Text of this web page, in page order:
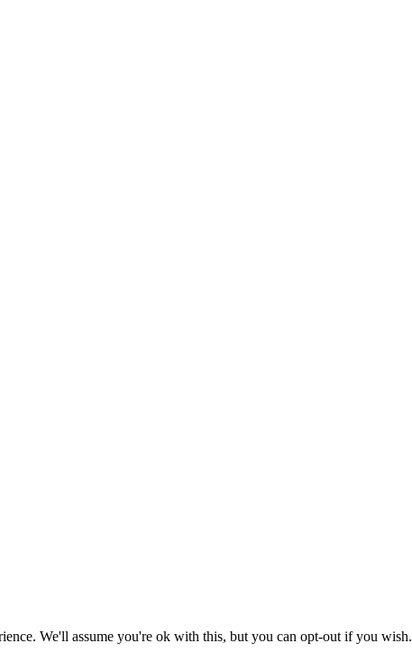
We'll assume you're ok with this, but you can opt-out if you wish.